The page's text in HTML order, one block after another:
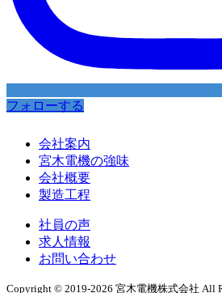
フォローする
会社案内
宮木電機の強味
会社概要
製造工程
社員の声
求人情報
お問い合わせ
Copyright © 2019-2026 宮木電機株式会社 All